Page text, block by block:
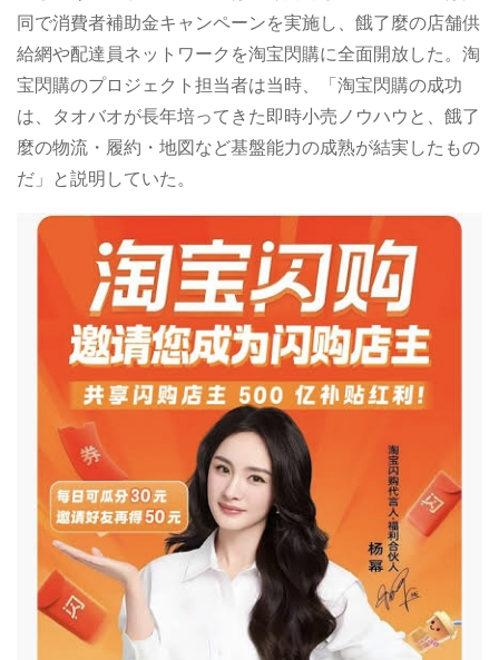
同で消費者補助金キャンペーンを実施し、餓了麼の店舗供
給網や配達員ネットワークを淘宝閃購に全面開放した。淘
宝閃購のプロジェクト担当者は当時、「淘宝閃購の成功
は、タオバオが長年培ってきた即時小売ノウハウと、餓了
麼の物流・履約・地図など基盤能力の成熟が結実したもの
だ」と説明していた。